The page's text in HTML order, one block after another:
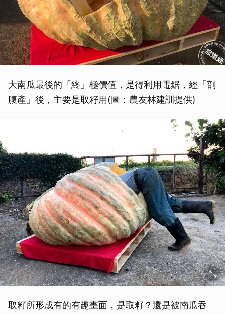
大南瓜最後的「終」極價值，是得利用電鋸，經「剖
腹產」後，主要是取籽用(圖：農友林建訓提供)
取籽所形成有的有趣畫面，是取籽？還是被南瓜吞